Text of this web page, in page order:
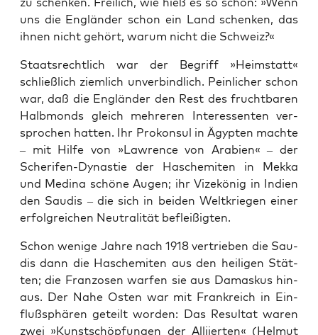
uns die Eng­län­der schon ein Land schen­ken, das
ihnen nicht gehört, war­um nicht die Schweiz?«
Staats­recht­lich war der Begriff »Heim­statt«
schließ­lich ziem­lich unver­bind­lich. Pein­li­cher schon
war, daß die Eng­län­der den Rest des frucht­ba­ren
Halb­monds gleich meh­re­ren Inter­es­sen­ten ver­
spro­chen hat­ten. Ihr Pro­kon­sul in Ägyp­ten mach­te
– mit Hil­fe von »Law­rence von Ara­bi­en« – der
Sche­ri­fen-Dynas­tie der Hasche­mi­ten in Mek­ka
und Medi­na schö­ne Augen; ihr Vize­kö­nig in Indi­en
den Sau­dis – die sich in bei­den Welt­krie­gen einer
erfolg­rei­chen Neu­tra­li­tät befleißigten.
Schon weni­ge Jah­re nach 1918 ver­trie­ben die Sau­
dis dann die Hasche­mi­ten aus den hei­li­gen Stät­
ten; die Fran­zo­sen war­fen sie aus Damas­kus hin­
aus. Der Nahe Osten war mit Frank­reich in Ein­
fluß­sphä­ren geteilt wor­den: Das Resul­tat waren
zwei »Kunst­schöp­fun­gen der Alli­ier­ten« (Hel­mut